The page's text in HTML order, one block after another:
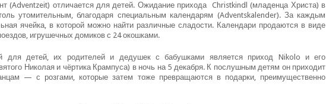
(Adventzeit) отличается для детей. Ожидание прихода Christkindl (младенца Христа) в
утомительным, благодаря специальным календарям (Adventskalender). За каждым
ячейка, в которой можно найти различные сладости. Календари продаются в виде
игрушечных домиков с 24 окошками.
для детей, их родителей и дедушек с бабушками является приход Nikolo и его
Николая и чёртика Крампуса) в ночь на 5 декабря. К послушным детям он приходит
— с розгами, которые затем тоже превращаются в подарки, преимущественно